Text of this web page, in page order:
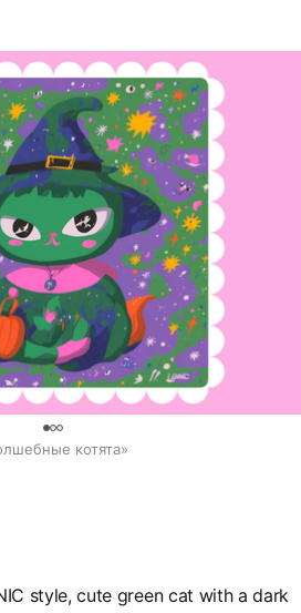
котята»
style, cute green cat with a dark